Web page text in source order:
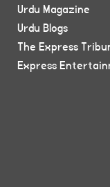
Urdu Magazine
Urdu Blogs
The Express
Express